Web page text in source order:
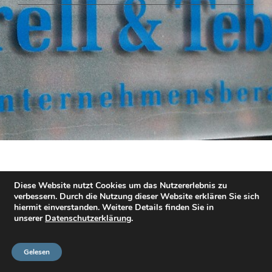
Diese Website nutzt Cookies um das Nutzererlebnis zu
verbessern. Durch die Nutzung dieser Website erklären Sie sich
hiermit einverstanden. Weitere Details finden Sie in
unserer Datenschutzerklärung.
Gelesen